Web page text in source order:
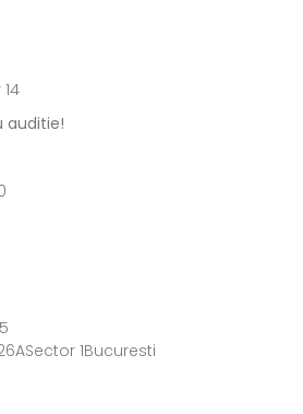
auditie!
1Bucuresti